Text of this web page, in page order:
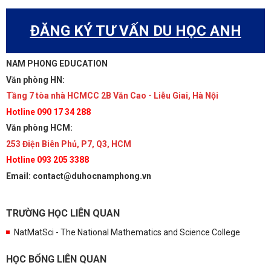
ĐĂNG KÝ TƯ VẤN DU HỌC ANH
NAM PHONG EDUCATION
Văn phòng HN:
Tầng 7 tòa nhà HCMCC 2B Văn Cao - Liễu Giai, Hà Nội
Hotline 090 17 34 288
Văn phòng HCM:
253 Điện Biên Phủ, P7, Q3, HCM
Hotline 093 205 3388
Email: contact@duhocnamphong.vn
TRƯỜNG HỌC LIÊN QUAN
NatMatSci - The National Mathematics and Science College
HỌC BỔNG LIÊN QUAN